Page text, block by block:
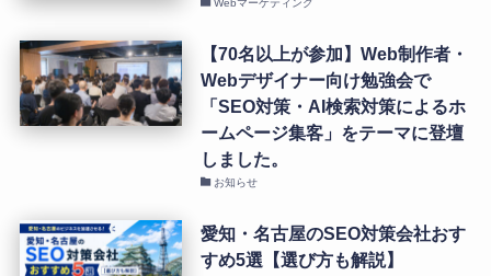
Webマーケティング
【70名以上が参加】Web制作者・
Webデザイナー向け勉強会で
「SEO対策・AI検索対策によるホ
ームページ集客」をテーマに登壇
しました。
お知らせ
愛知・名古屋のSEO対策会社おす
すめ5選【選び方も解説】